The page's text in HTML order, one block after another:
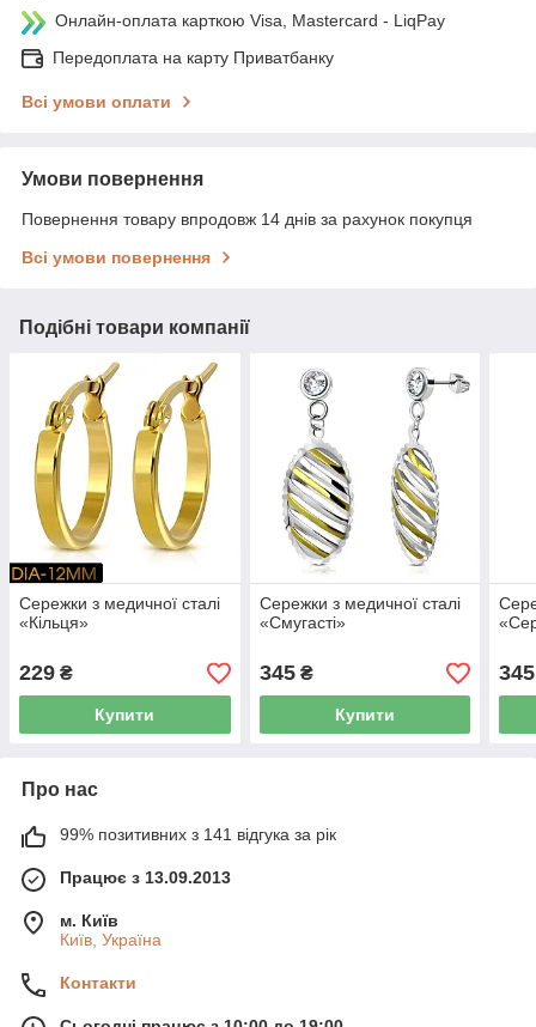
Онлайн-оплата карткою Visa, Mastercard - LiqPay
Передоплата на карту Приватбанку
Всі умови оплати
Умови повернення
Повернення товару впродовж 14 днів за рахунок покупця
Всі умови повернення
Подібні товари компанії
Сережки з медичної сталі
«Кільця»
229 ₴
Купити
Сережки з медичної сталі
«Смугасті»
345₴
Купити
345
Про нас
99% позитивних з 141 відгука за рік
Працює з 13.09.2013
м. Київ
Київ, Україна
Контакти